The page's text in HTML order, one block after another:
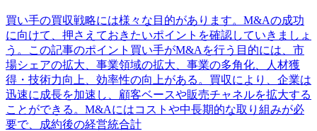
買い手の買収戦略には様々な目的があります。M&Aの成功
に向けて、押さえておきたいポイントを確認していきましょ
う。この記事のポイント買い手がM&Aを行う目的には、市
場シェアの拡大、事業領域の拡大、事業の多角化、人材獲
得・技術力向上、効率性の向上がある。買収により、企業は
迅速に成長を加速し、顧客ベースや販売チャネルを拡大する
ことができる。M&Aにはコストや中長期的な取り組みが必
要で、成約後の経営統合計